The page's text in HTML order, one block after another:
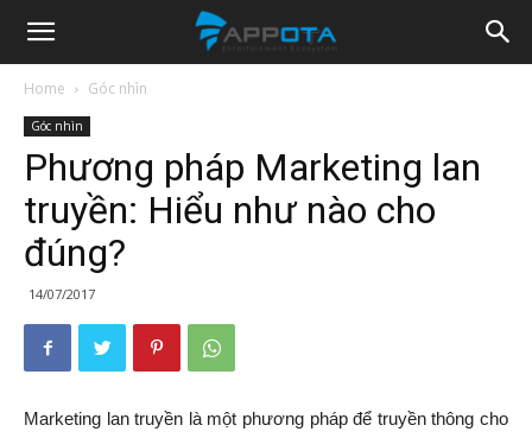
Appota
News
Home Góc nhìn
Góc nhìn
Phương pháp Marketing lan
truyền: Hiểu như nào cho
đúng?
14/07/2017
Marketing lan truyền là một phương pháp để truyền thông cho